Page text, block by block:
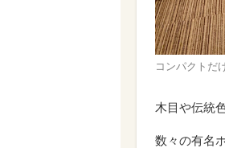
コンパクトだ
木目や伝統
数々の有名